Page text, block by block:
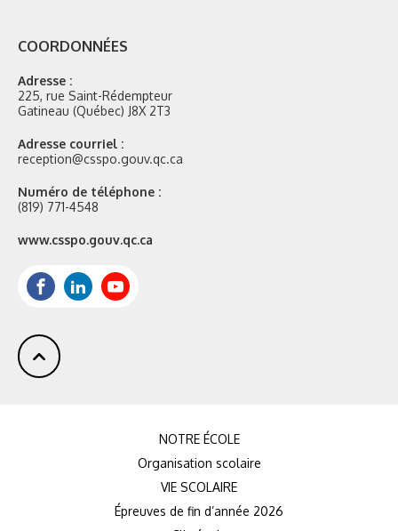
COORDONNÉES
Adresse :
225, rue Saint-Rédempteur
Gatineau (Québec) J8X 2T3
Adresse courriel :
reception@csspo.gouv.qc.ca
Numéro de téléphone :
(819) 771-4548
Site
www.csspo.gouv.qc.ca
FacebookLinkedInYoutube
NOTRE ÉCOLE
Organisation scolaire
VIE SCOLAIRE
Épreuves de fin d’année 2026